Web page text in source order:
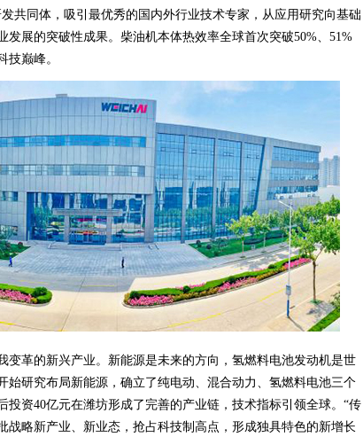
共同体，吸引最优秀的国内外行业技术专家，从应用研究向基础
发展的突破性成果。柴油机本体热效率全球首次突破50%、51%
技巅峰。
变革的新兴产业。新能源是未来的方向，氢燃料电池发动机是世
始研究布局新能源，确立了纯电动、混合动力、氢燃料电池三个
投资40亿元在潍坊形成了完善的产业链，技术指标引领全球。“传
战略新产业、新业态，抢占科技制高点，形成独具特色的新增长